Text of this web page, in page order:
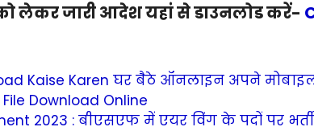
लेकर जारी आदेश यहां से डाउनलोड करें-
Kaise Karen घर बैठे ऑनलाइन अपने
Download Online
2023 : बीएसएफ में एयर विंग के पदों पर